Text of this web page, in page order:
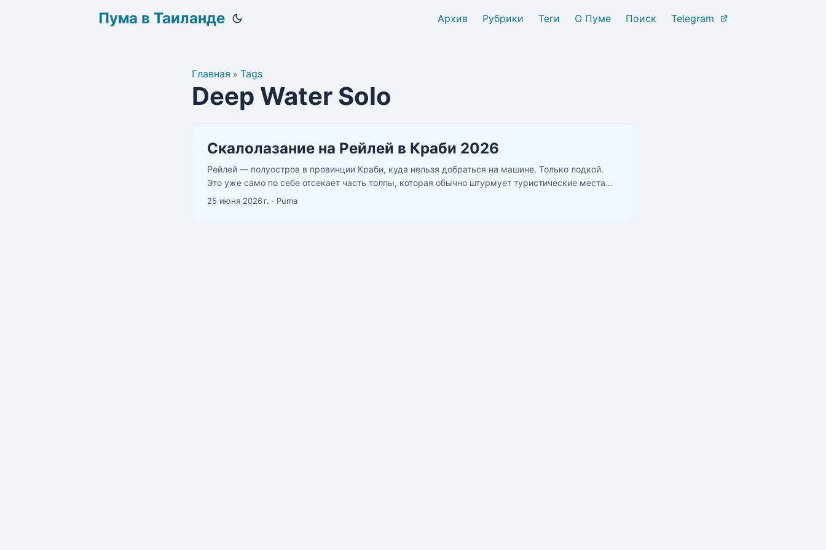
Пума в Таиланде Архив Рубрики Теги О Пуме Поиск Telegram
Главная » Tags
Deep Water Solo
Скалолазание на Рейлей в Краби 2026
Рейлей — полуостров в провинции Краби, куда нельзя добраться на машине. Только лодкой.
Это уже само по себе отсекает часть толпы, которая обычно штурмует туристические места
Таиланда. Но скалолазы едут сюда не за уединением, а за известняковыми стенами, которые
25 июня 2026 г. · Puma